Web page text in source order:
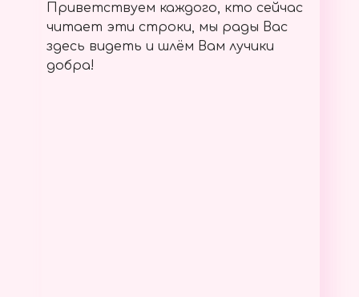
Приветствуем каждого, кто сейчас
читает эти строки, мы рады Вас
здесь видеть и шлём Вам лучики
добра!